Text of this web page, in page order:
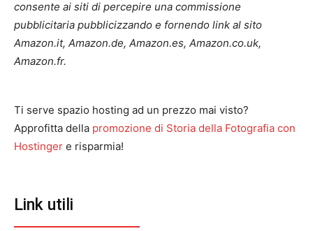
consente ai siti di percepire una commissione
pubblicitaria pubblicizzando e fornendo link al sito
Amazon.it, Amazon.de, Amazon.es, Amazon.co.uk,
Amazon.fr.
Ti serve spazio hosting ad un prezzo mai visto?
Approfitta della promozione di Storia della Fotografia con
Hostinger e risparmia!
Link utili